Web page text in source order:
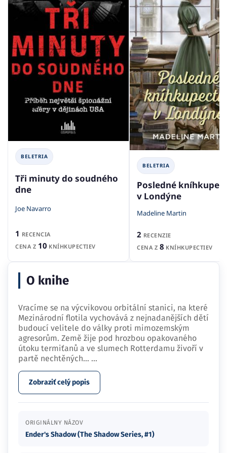
BELETRIA
Tři minuty do soudného
dne
Joe Navarro
1 RECENCIA
CENA Z 10 KNÍHKUPECTIEV
BELETRIA
Posledné
v Londýne
Madeline Martin
2 RECENZIE
CENA Z 8 KNÍHKUPECTIEV
O knihe
Vracíme se na výcvikovou orbitální stanici, na které
Mezinárodní flotila vychovává z nejnadanějších dětí
budoucí velitele do války proti mimozemským
agresorům. Země žije pod hrozbou opakovaného
útoku termiťanů a ve slumech Rotterdamu živoří v
partě nechtěných… ...
Zobraziť celý popis
ORIGINÁLNY NÁZOV
Ender's Shadow (The Shadow Series, #1)